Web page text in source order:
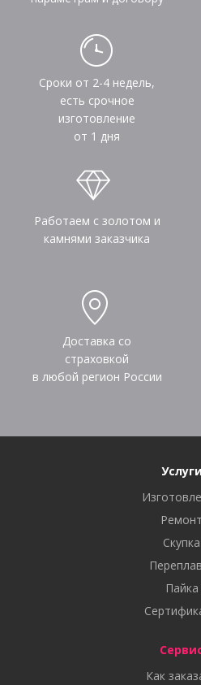
Сроки от 2-4 недель,
есть срочное
изготовление
от 1 дня
Работаем с золотом и
камнями заказчика
Доставка со
страховкой
в любой регион России
Услуги
Ремонт
Скупка
Пайка
Как